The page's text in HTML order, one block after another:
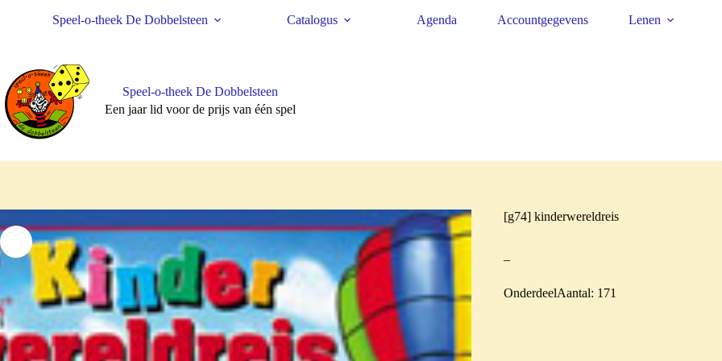
Speel-o-theek De Dobbelsteen Catalogus Agenda Accountgegevens Lenen
Speel-o-theek De Dobbelsteen
Een jaar lid voor de prijs van één spel
[g74] kinderwereldreis
–
OnderdeelAantal: 171